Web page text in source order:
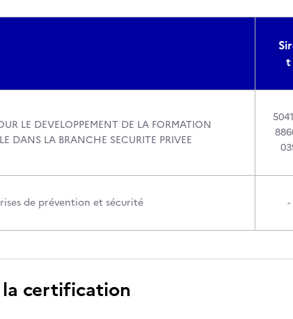
t
LE DEVELOPPEMENT DE LA FORMATION
DANS LA BRANCHE SECURITE PRIVEE
de prévention et sécurité -
la certification